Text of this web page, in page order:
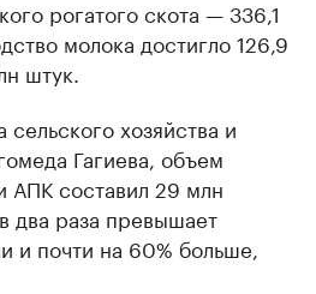
рогатого скота — 336,1
молока достигло 126,9
штук.
хозяйства и
Гагиева, объем
АПК составил 29 млн
два раза превышает
и почти на 60% больше,